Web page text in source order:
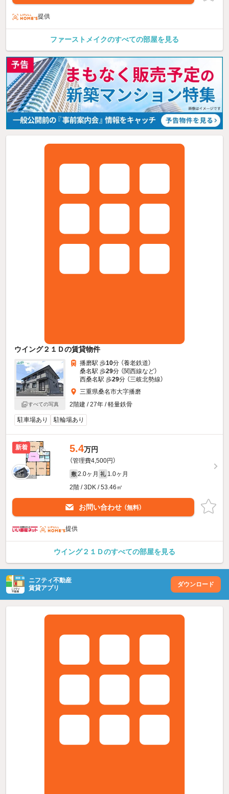
提供
ファーストメイクのすべての部屋を見る
ウイング２１Ｄの賃貸物件
すべての写真
播磨駅 歩10分 （養老鉄道）
桑名駅 歩29分 （関西線など）
西桑名駅 歩29分 （三岐北勢線）
三重県桑名市大字播磨
2階建 / 27年 / 軽量鉄骨
駐車場あり 駐輪場あり
新着 5.4万円
（管理費4,500円）
敷 2.0ヶ月 礼 1.0ヶ月
2階 / 3DK / 53.46㎡
お問い合わせ （無料）
提供
ウイング２１Ｄのすべての部屋を見る
ニフティ不動産
賃貸アプリ
ダウンロード